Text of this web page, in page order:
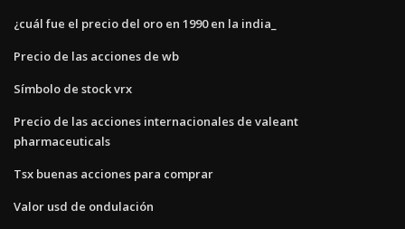
¿cuál fue el precio del oro en 1990 en la india_
Precio de las acciones de wb
Símbolo de stock vrx
Precio de las acciones internacionales de valeant
pharmaceuticals
Tsx buenas acciones para comprar
Valor usd de ondulación